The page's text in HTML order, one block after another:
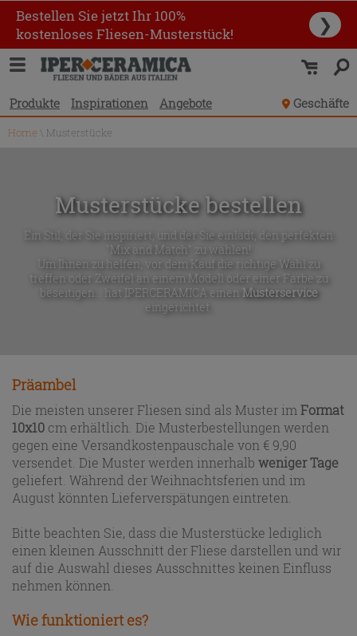
Bestellen Sie jetzt Ihr 100%
kostenloses Fliesen-Musterstück!
❯
Produkte Inspirationen Angebote Geschäfte
Home \ Musterstücke
Musterstücke bestellen
Ein Stil, der Sie inspiriert, und der Sie einlädt, den perfekten
"Mix and Match" zu wählen!
Um Ihnen zu helfen, vor dem Kauf die richtige Wahl zu
treffen oder Zweifel an einem Modell oder einer Farbe zu
beseitigen... hat IPERCERAMICA einen Musterservice
eingerichtet.
Präambel
Die meisten unserer Fliesen sind als Muster im Format
10x10 cm erhältlich. Die Musterbestellungen werden
gegen eine Versandkostenpauschale von € 9,90
versendet. Die Muster werden innerhalb weniger Tage
geliefert. Während der Weihnachtsferien und im
August könnten Lieferverspätungen eintreten.
Bitte beachten Sie, dass die Musterstücke lediglich
einen kleinen Ausschnitt der Fliese darstellen und wir
auf die Auswahl dieses Ausschnittes keinen Einfluss
nehmen können.
Wie funktioniert es?